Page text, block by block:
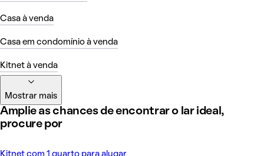
Casa à venda
Casa em condomínio à venda
Kitnet à venda
Mostrar mais
Amplie as chances de encontrar o lar ideal,
procure por
Kitnet com 1 quarto para alugar